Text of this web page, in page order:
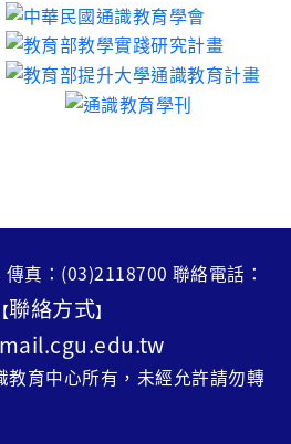
真：(03)2118700 聯絡電話：
【聯絡方式】
育中心所有，未經允許請勿轉